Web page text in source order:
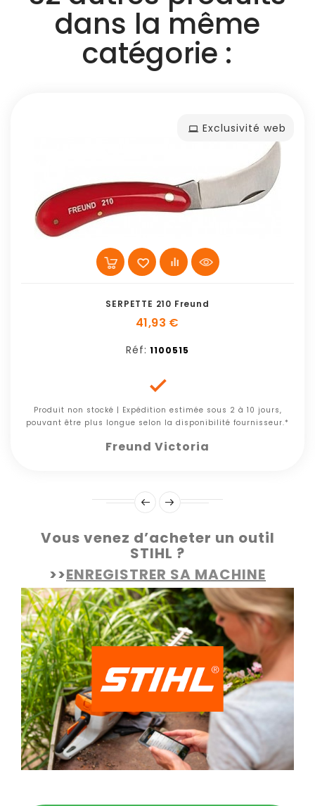
dans la même
catégorie :
Exclusivité web
SERPETTE 210 Freund
41,93 €
Réf: 1100515

Produit non stocké | Expédition estimée sous 2 à 10 jours,
pouvant être plus longue selon la disponibilité fournisseur.*
Freund Victoria
Vous venez d’acheter un outil
STIHL ?
>>ENREGISTRER SA MACHINE